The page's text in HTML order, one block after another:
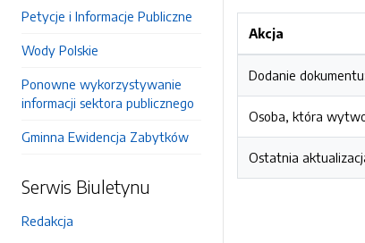
Petycje i Informacje Publiczne
Wody Polskie
Ponowne wykorzystywanie
informacji sektora publicznego
Gminna Ewidencja Zabytków
Serwis Biuletynu
Redakcja
Akcja
Dodanie dokumentu:
Osoba, która
Ostatnia